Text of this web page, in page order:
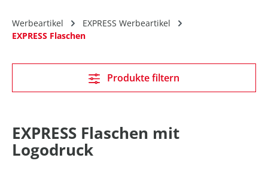
Werbeartikel
EXPRESS Werbeartikel
EXPRESS Flaschen
EXPRESS Flaschen mit
Logodruck
Produkte filtern